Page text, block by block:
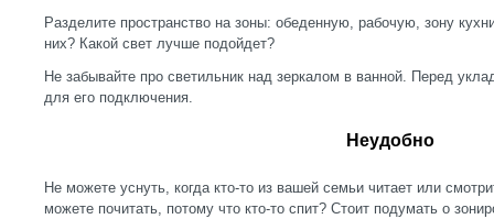
Разделите пространство на зоны: обеденную, рабочую, зону
них? Какой свет лучше подойдет?
Не забывайте про светильник над зеркалом в ванной. Перед
для его подключения.
Неудобно
Не можете уснуть, когда кто-то из вашей семьи читает или
можете почитать, потому что кто-то спит? Стоит подумать о